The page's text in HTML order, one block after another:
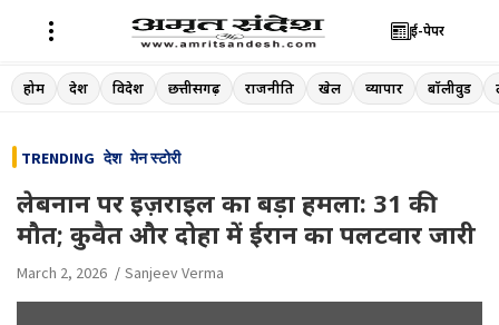
Skip
to
ई-पेपर
होम देश विदेश छत्तीसगढ़ राजनीति खेल व्यापार बॉलीवुड
TRENDING देश मेन स्टोरी
लेबनान पर इज़राइल का बड़ा हमला: 31 की
मौत; कुवैत और दोहा में ईरान का पलटवार जारी
March 2, 2026 Sanjeev Verma